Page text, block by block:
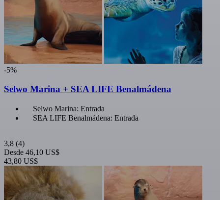
-5%
Selwo Marina + SEA LIFE Benalmádena
Selwo Marina: Entrada
SEA LIFE Benalmádena: Entrada
3,8 (4)
Desde 46,10 US$
43,80 US$